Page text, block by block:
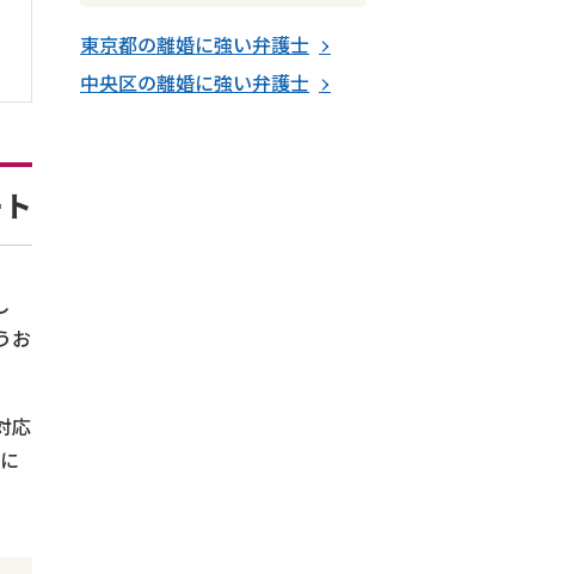
お
応
東京都の離婚に強い弁護士
中央区の離婚に強い弁護士